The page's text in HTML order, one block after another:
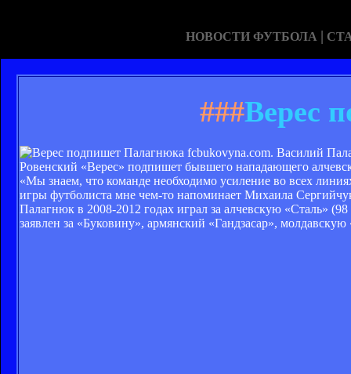
НОВОСТИ ФУТБОЛА |
###Верес
fcbukovyna.com. Василий
Ровенский «Верес» подпишет бывшего нападающего
«Мы знаем, что команде необходимо усиление во всех
игры футболиста мне чем-то напоминает Михаила
Палагнюк в 2008-2012 годах играл за алчевскую «Сталь»
заявлен за «Буковину», армянский «Гандзасар»,